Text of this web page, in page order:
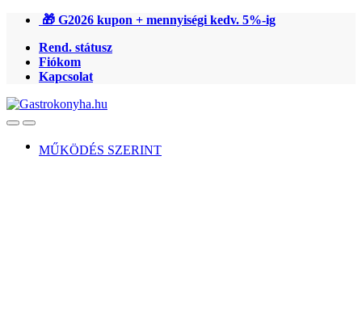
Ugrás
navigációhoz
Ugrás
tartalomra
🎁 G2026 kupon + mennyiségi kedv. 5%-ig
Rend. státusz
Fiókom
Kapcsolat
OpenClose
MŰKÖDÉS SZERINT